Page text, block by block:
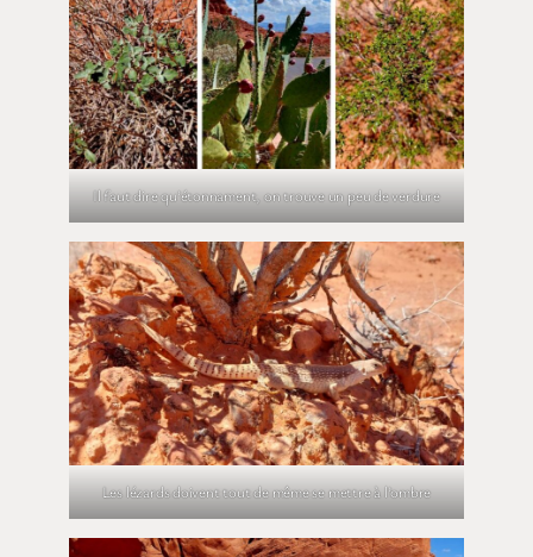
Il faut dire qu’étonnament, on trouve un peu de verdure
Les lézards doivent tout de même se mettre à l’ombre